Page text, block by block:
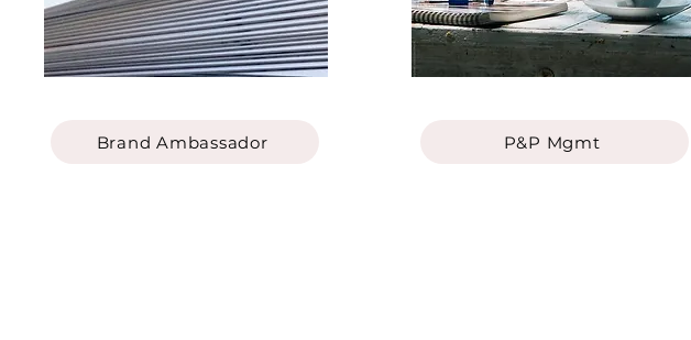
Brand Ambassador P&P Mgmt